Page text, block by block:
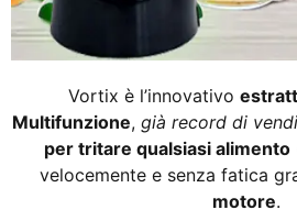
Vortix è l’innovativo
Multifunzione, già record di
per tritare qualsiasi alimento
velocemente e senza fatica
motore.